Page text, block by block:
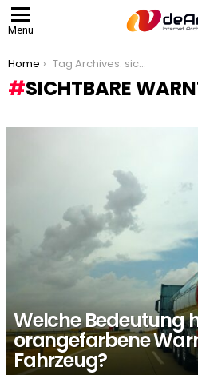
Menu
You are here:
Home Tag Archives: sichtbare Warntafeln
SICHTBARE
Welche Bedeutung
orangefarbene
Fahrzeug?